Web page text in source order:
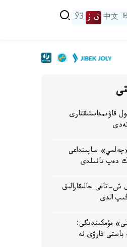
中文 ق ز ЎЗ
قاۋىمداستىقتارى
ساپىنداعى
دەپ تانىلدى
ش-تاعى حالىقارالىق
مۇمكىندىگى:
باستى قارۋى نە